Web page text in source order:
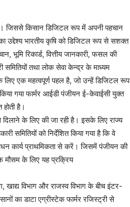
जिससे किसान डिजिटल रूप में अपनी पहचान
उद्देश्य भारतीय कृषि को डिजिटल रूप से सशक्त
भूमि रिकार्ड, वित्तीय जानकारी, फसल की
समितियों तथा लोक सेवा केन्द्र के माध्यम
लिए एक महत्वपूर्ण पहल है, जो उन्हें डिजिटल रूप
गया फार्मर आईडी पंजीयन ई-केवाईसी युक्त
है।
दिलाने के लिए की जा रही है। इसके लिए राज्य
समितियों को निर्देशित किया गया है कि वे
कार्य प्राथमिकता से करें। जिसमें पंजीयन की
मौसम के लिए यह प्रक्रिय
खाद्य विभाग और राजस्व विभाग के बीच इंटर-
का डाटा एग्रीस्टेक फार्मर रजिस्ट्री से